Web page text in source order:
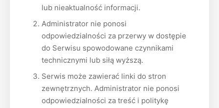
lub nieaktualność informacji.
Administrator nie ponosi
odpowiedzialności za przerwy w dostępie
do Serwisu spowodowane czynnikami
technicznymi lub siłą wyższą.
Serwis może zawierać linki do stron
zewnętrznych. Administrator nie ponosi
odpowiedzialności za treść i politykę